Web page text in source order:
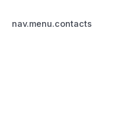
nav.menu.contacts